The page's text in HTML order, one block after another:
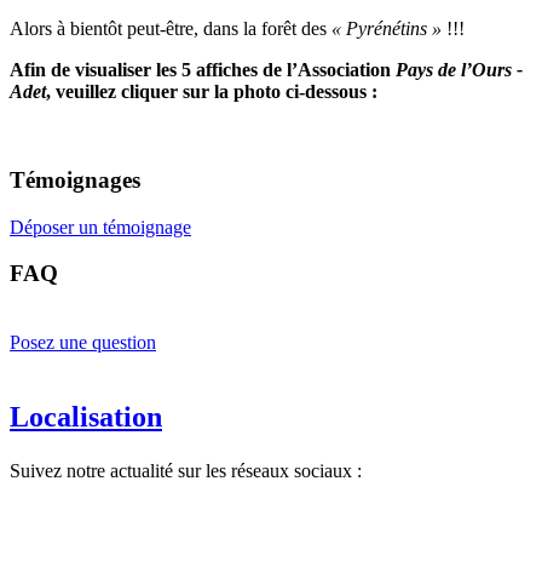
Alors à bientôt peut-être, dans la forêt des « Pyrénétins » !!!
Afin de visualiser les 5 affiches de l’Association Pays de l’Ours -
Adet, veuillez cliquer sur la photo ci-dessous :
Témoignages
Déposer un témoignage
FAQ
Posez une question
Localisation
Suivez notre actualité sur les réseaux sociaux :